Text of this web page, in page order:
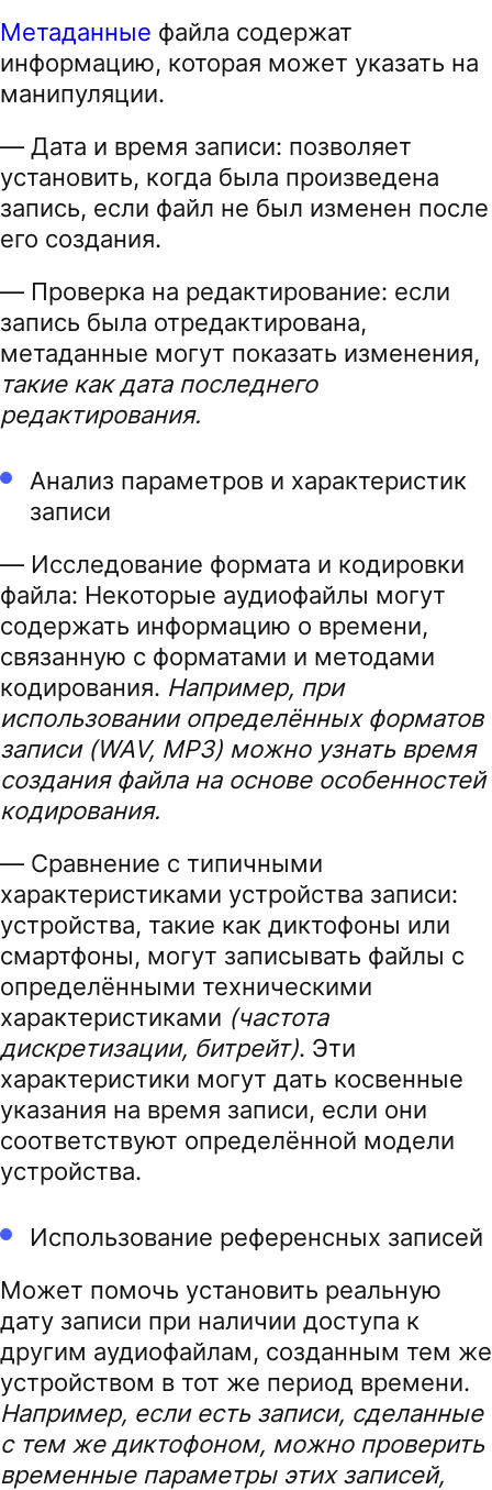
Метаданные файла содержат
информацию, которая может указать на
манипуляции.
— Дата и время записи: позволяет
установить, когда была произведена
запись, если файл не был изменен после
его создания.
— Проверка на редактирование: если
запись была отредактирована,
метаданные могут показать изменения,
такие как дата последнего
редактирования.
Анализ параметров и характеристик
записи
— Исследование формата и кодировки
файла: Некоторые аудиофайлы могут
содержать информацию о времени,
связанную с форматами и методами
кодирования. Например, при
использовании определённых форматов
записи (WAV, MP3) можно узнать время
создания файла на основе особенностей
кодирования.
— Сравнение с типичными
характеристиками устройства записи:
устройства, такие как диктофоны или
смартфоны, могут записывать файлы с
определёнными техническими
характеристиками (частота
дискретизации, битрейт). Эти
характеристики могут дать косвенные
указания на время записи, если они
соответствуют определённой модели
устройства.
Использование референсных записей
Может помочь установить реальную
дату записи при наличии доступа к
другим аудиофайлам, созданным тем же
устройством в тот же период времени.
Например, если есть записи, сделанные
с тем же диктофоном, можно проверить
временные параметры этих записей,